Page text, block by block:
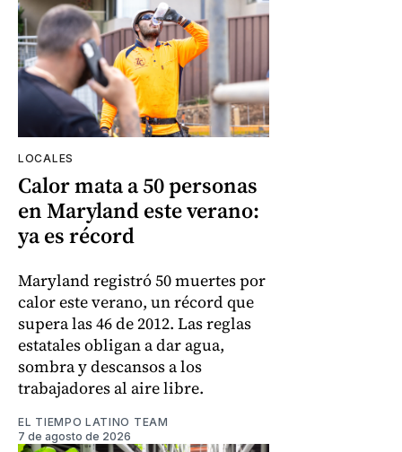
LOCALES
Calor mata a 50 personas
en Maryland este verano:
ya es récord
Maryland registró 50 muertes por
calor este verano, un récord que
supera las 46 de 2012. Las reglas
estatales obligan a dar agua,
sombra y descansos a los
trabajadores al aire libre.
EL TIEMPO LATINO TEAM
7 de agosto de 2026